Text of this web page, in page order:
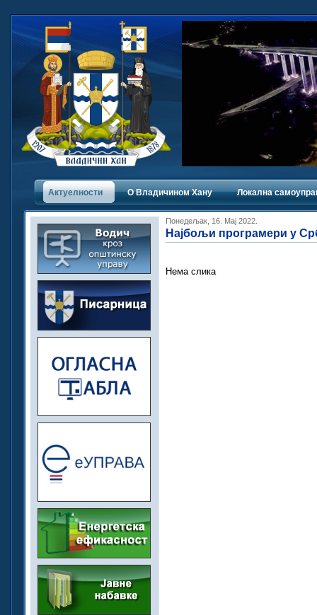
Актуелности О Владичинoм Хану Локална
Понедељак, 16. Мај 2022.
Најбољи програмери у
Нема слика